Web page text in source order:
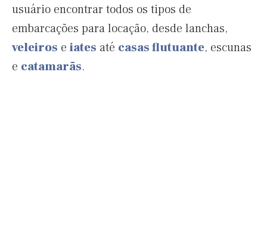
usuário encontrar todos os tipos de
embarcações para locação, desde lanchas,
veleiros e iates até casas flutuante, escunas
e catamarãs.